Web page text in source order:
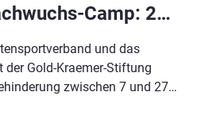
Para Tennis Nachwuchs-Camp: 23.-24.08.2025 in Köln
und das
der Gold-Kraemer-Stiftung
zwischen 7 und 27
ein. Das